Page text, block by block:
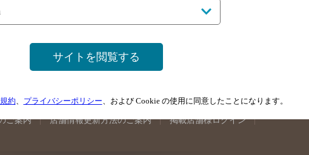
検索
検索 大阪府のバー検索 京都府のバー検索 兵庫県のバー検索
奈
岡山県のバー検索 山口県のバー検索
高知県のバー検索 福岡県のバー検索
佐
ご案内 店舗情報更新方法のご案内 掲載店舗様ログイン
サイトを閲覧する
約、 プライバシーポリシー、および Cookie の使用に同意したことになります。